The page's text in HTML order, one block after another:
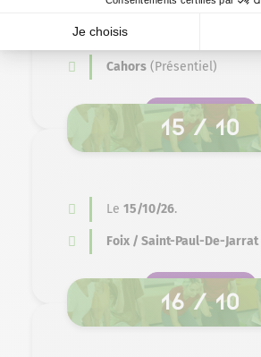
Le14/10/26
Cahors (Présentiel)
SE PRÉ-INSCRIRE
15 / 10
Le 15/10/26.
Foix / Saint-Paul-De-Jarrat
SE PRÉ-INSCRIRE
16 / 10